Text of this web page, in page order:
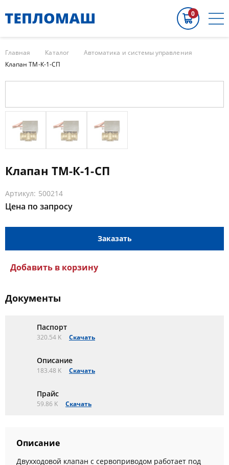
0
Главная Каталог
Автоматика и системы управления
Клапан ТМ-К-1-СП
Клапан ТМ-К-1-СП
Артикул: 500214
Цена по запросу
Заказать
Добавить в корзину
Документы
Паспорт
320.54 K Скачать
Описание
183.48 K Скачать
Прайс
59.86 K Скачать
Описание
Двухходовой клапан с сервоприводом работает под